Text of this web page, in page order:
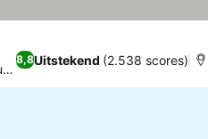
8,8Uitstekend (2.538 scores)